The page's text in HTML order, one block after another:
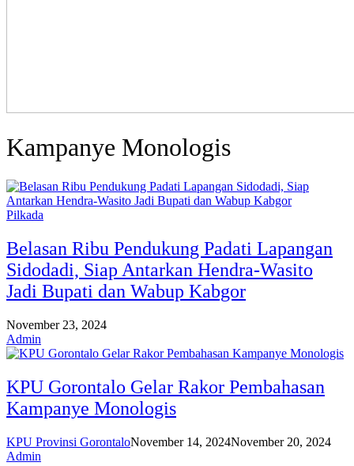
Kampanye Monologis
Pilkada
Belasan Ribu Pendukung Padati Lapangan
Sidodadi, Siap Antarkan Hendra-Wasito
Jadi Bupati dan Wabup Kabgor
November 23, 2024
Admin
KPU Gorontalo Gelar Rakor Pembahasan
Kampanye Monologis
KPU Provinsi GorontaloNovember 14, 2024November 20, 2024
Admin